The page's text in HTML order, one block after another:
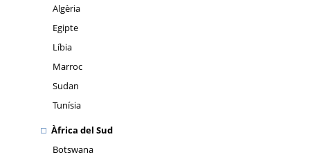
Algèria
Egipte
Líbia
Marroc
Sudan
Tunísia
Àfrica del Sud
Botswana